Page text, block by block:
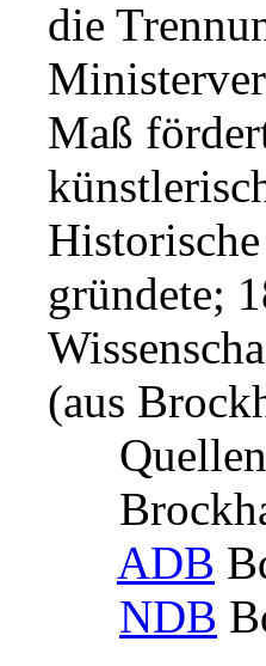
die
Maß
gründete;
(aus
ADB
NDB